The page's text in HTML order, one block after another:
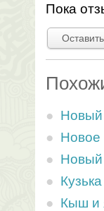
Пока
Новое
Новый
Кыш и